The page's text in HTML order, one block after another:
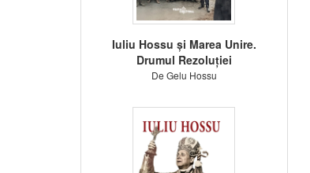
Iuliu Hossu și Marea Unire.
Drumul Rezoluției
De Gelu Hossu